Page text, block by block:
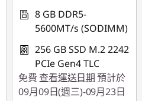
8 GB DDR5-
5600MT/s (SODIMM)
256 GB SSD M.2 2242
PCIe Gen4 TLC
免費 查看運送日期預計於
09月09日(週三)-09月23日